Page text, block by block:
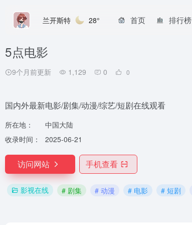
兰开斯特 28° 首页 排行榜
5点电影
9个月前更新 1,129 0 0
国内外最新电影/剧集/动漫/综艺/短剧在线观看
所在地：
中国大陆
收录时间：
2025-06-21
访问网站 手机查看
影视在线 # 剧集 # 动漫 # 电影 # 短剧